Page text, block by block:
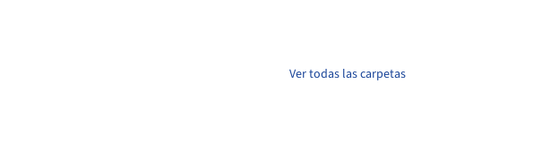
Ver todas las carpetas